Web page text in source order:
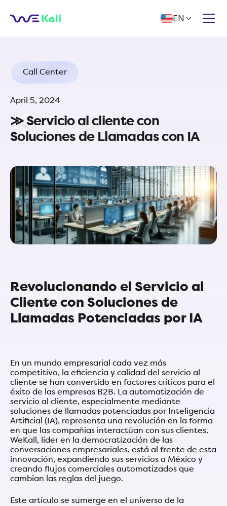
EN 
Call Center
April 5, 2024
≫ Servicio al cliente con
Soluciones de Llamadas con IA
Revolucionando el Servicio al
Cliente con Soluciones de
Llamadas Potenciadas por IA
En un mundo empresarial cada vez más
competitivo, la eficiencia y calidad del servicio al
cliente se han convertido en factores críticos para el
éxito de las empresas B2B. La automatización de
servicio al cliente, especialmente mediante
soluciones de llamadas potenciadas por Inteligencia
Artificial (IA), representa una revolución en la forma
en que las compañías interactúan con sus clientes.
WeKall, líder en la democratización de las
conversaciones empresariales, está al frente de esta
innovación, expandiendo sus servicios a México y
creando flujos comerciales automatizados que
cambian las reglas del juego.
Este artículo se sumerge en el universo de la